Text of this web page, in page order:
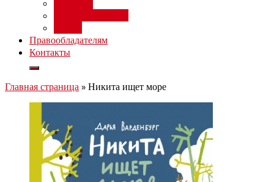
Правообладателям
Контакты
Главная страница » Никита ищет море